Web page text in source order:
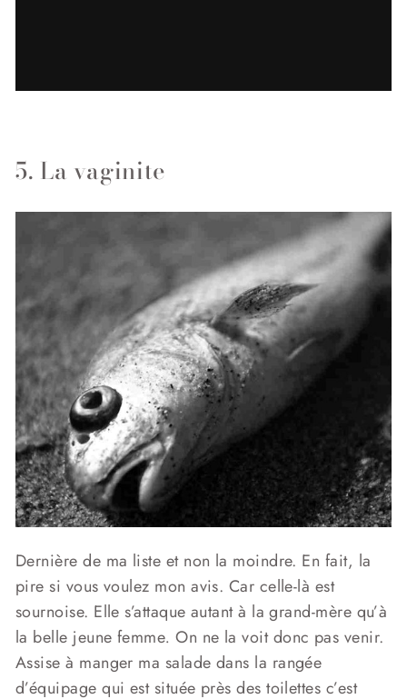
5. La vaginite
Dernière de ma liste et non la moindre. En fait, la
pire si vous voulez mon avis. Car celle-là est
sournoise. Elle s’attaque autant à la grand-mère qu’à
la belle jeune femme. On ne la voit donc pas venir.
Assise à manger ma salade dans la rangée
d’équipage qui est située près des toilettes c’est